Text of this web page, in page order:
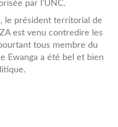
par l’UNC.
le président territorial de
est venu contredire les
tous membre du
Ewanga a été bel et bien